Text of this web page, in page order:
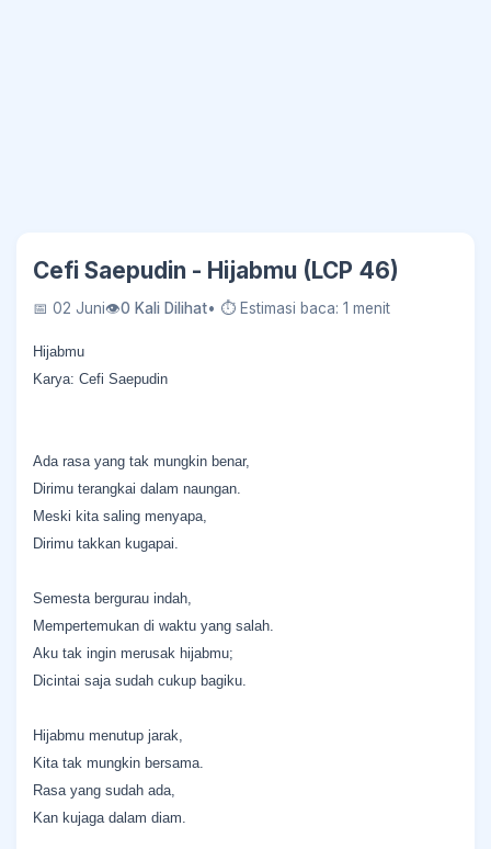
Cefi Saepudin - Hijabmu (LCP 46)
📅 02 Juni👁0 Kali Dilihat• ⏱ Estimasi baca: 1 menit
Hijabmu
Karya: Cefi Saepudin
Ada rasa yang tak mungkin benar,
Dirimu terangkai dalam naungan.
Meski kita saling menyapa,
Dirimu takkan kugapai.
​Semesta bergurau indah,
Mempertemukan di waktu yang salah.
Aku tak ingin merusak hijabmu;
Dicintai saja sudah cukup bagiku.
​Hijabmu menutup jarak,
Kita tak mungkin bersama.
Rasa yang sudah ada,
Kan kujaga dalam diam.